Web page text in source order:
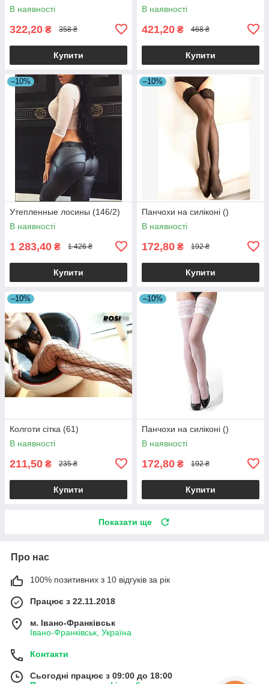
В наявності
322,20 ₴ 358 ₴
Купити
В наявності
421,20 ₴ 468 ₴
Купити
–10%
Утепленные лосины (146/2)
В наявності
1 283,40 ₴ 1 426 ₴
Купити
–10%
Панчохи на силіконі ()
В наявності
172,80 ₴ 192 ₴
Купити
–10%
Колготи сітка (61)
В наявності
211,50 ₴ 235 ₴
Купити
–10%
Панчохи на силіконі ()
В наявності
172,80 ₴ 192 ₴
Купити
Показати ще
Про нас
100% позитивних з 10 відгуків за рік
Працює з 22.11.2018
м. Івано-Франківськ
Івано-Франківськ, Україна
Контакти
Сьогодні працює з 09:00 до 18:00